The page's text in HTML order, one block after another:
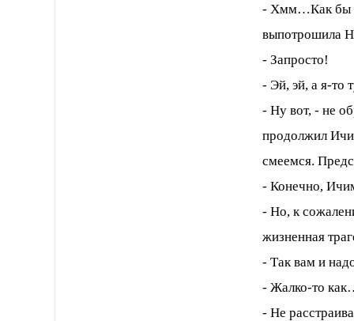
- Хмм…Как бы
выпотрошила
- Запросто!
- Эй, эй, а я-то
- Ну вот, - не
продолжил
смеемся.
- Конечно,
- Но, к
жизненная
- Так вам и
- Жалко-то
- Не